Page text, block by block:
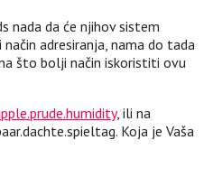
nada da će njihov sistem
adresiranja, nama do tada
što bolji način iskoristiti ovu
, ili na
Koja je Vaša